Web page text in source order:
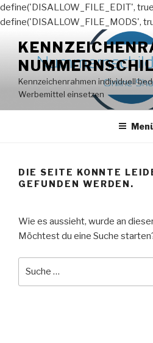
define('DISALLOW_FILE_EDIT',
define('DISALLOW_FILE_MODS',
Inhalt
springen
Kennzeichenrahmen individuell
Werbemittel einsetzen
DIE SEITE KONNTE
GEFUNDEN WERDEN.
Wie es aussieht, wurde an
Möchtest du eine Suche